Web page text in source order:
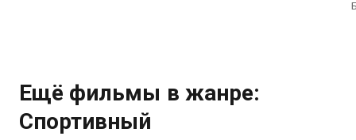
Ещё фильмы в жанре:
Спортивный